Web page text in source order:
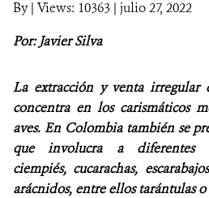
ALIADOS Y
COBERTURA EN MEDIOS
By| Views: 10363 | julio 27, 2022
Por: Javier Silva
La extracción y venta irregular
concentra en los carismáticos
aves. En Colombia también se
que involucra a diferentes
ciempiés, cucarachas,
arácnidos, entre ellos tarántulas o